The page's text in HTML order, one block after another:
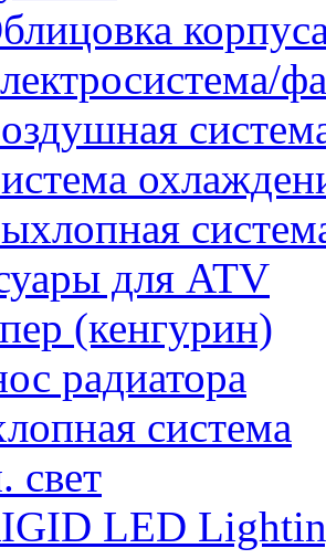
для ATV
(кенгурин)
радиатора
система
свет
LED